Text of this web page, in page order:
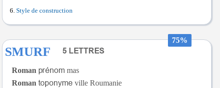
Style de construction
75%
SMURF
Roman
mas
Roman
ville Roumanie